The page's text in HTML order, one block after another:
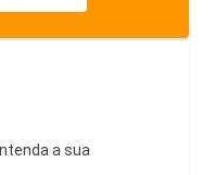
a sua